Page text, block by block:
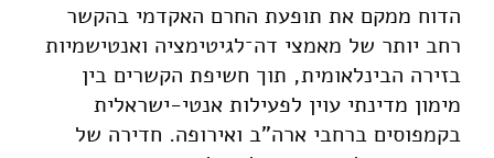
הדוח ממקם את תופעת החרם האקדמי בהקשר
רחב יותר של מאמצי דה־לגיטימציה ואנטישמיות
בזירה הבינלאומית, תוך חשיפת הקשרים בין
מימון מדינתי עוין לפעילות אנטי-ישראלית
בקמפוסים ברחבי ארה"ב ואירופה. חדירה של